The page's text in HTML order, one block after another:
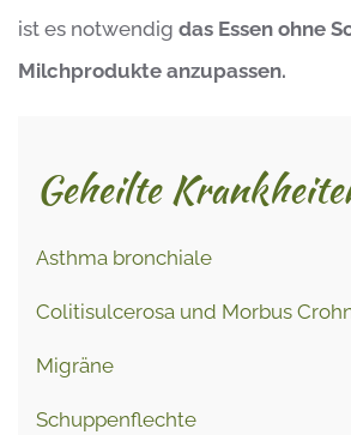
ist es notwendig das Essen ohne
Milchprodukte anzupassen.
Geheilte
Asthma bronchiale
Colitisulcerosa und Morbus
Migräne
Schuppenflechte